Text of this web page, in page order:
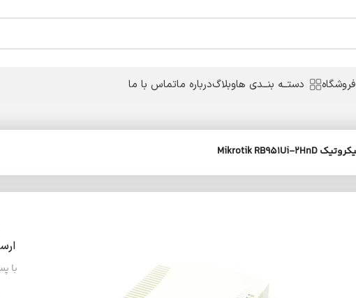
فروشگاه دستــه بنــدی هاوبلاگدرباره ماتماس با ما
با